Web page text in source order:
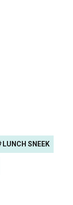
LUNCH SNEEK